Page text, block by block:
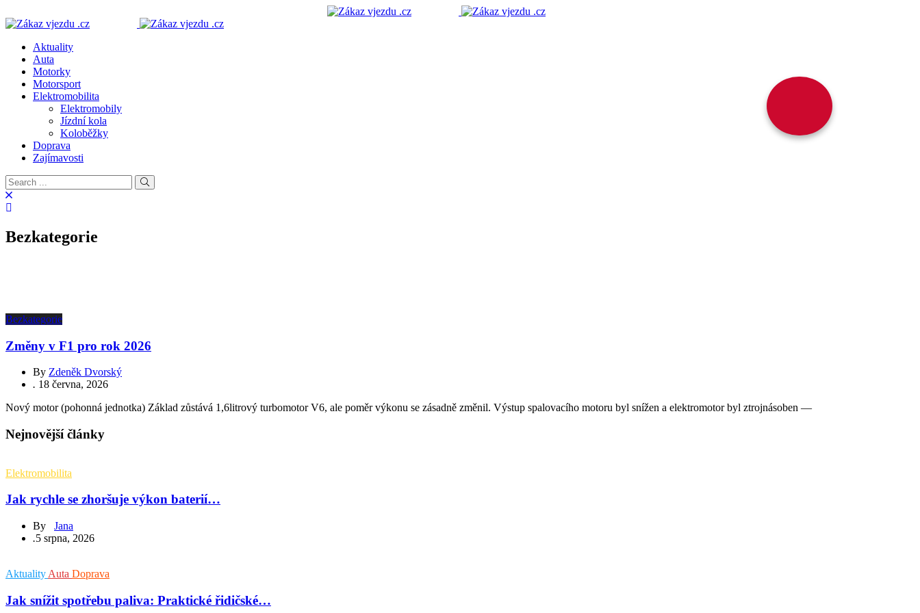
Aktuality
Auta
Motorky
Motorsport
Elektromobilita
Elektromobily
Jízdní kola
Koloběžky
Doprava
Zajímavosti
Bezkategorie
Bezkategorie
Změny v F1 pro rok 2026
By Zdeněk Dvorský
. 18 června, 2026
Nový motor (pohonná jednotka) Základ zůstává 1,6litrový turbomotor V6, ale poměr výkonu se zásadně změnil. Výstup spalovacího motoru byl snížen a elektromotor byl ztrojnásoben —
Nejnovější články
Elektromobilita
Jak rychle se zhoršuje výkon baterií…
By Jana
.5 srpna, 2026
Aktuality Auta Doprava
Jak snížit spotřebu paliva: Praktické řidičské…